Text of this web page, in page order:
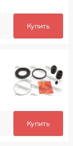
Купить
Купить